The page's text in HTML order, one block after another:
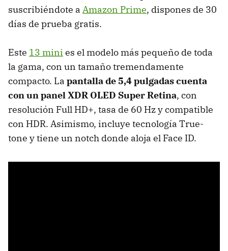
suscribiéndote a Amazon Prime, dispones de 30
días de prueba gratis.
Este 13 mini es el modelo más pequeño de toda
la gama, con un tamaño tremendamente
compacto. La pantalla de 5,4 pulgadas cuenta
con un panel XDR OLED Super Retina, con
resolución Full HD+, tasa de 60 Hz y compatible
con HDR. Asimismo, incluye tecnología True-
tone y tiene un notch donde aloja el Face ID.